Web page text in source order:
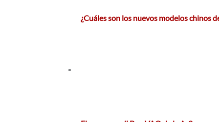
¿Cuáles son los nuevos modelos chinos